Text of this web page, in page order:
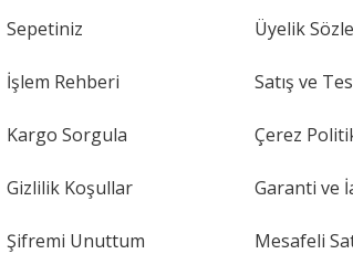
Sepetiniz
İşlem Rehberi
Kargo Sorgula
Gizlilik Koşullar
Şifremi Unuttum
Üyelik
Satış ve
Çerez
Garanti ve
Mesafeli